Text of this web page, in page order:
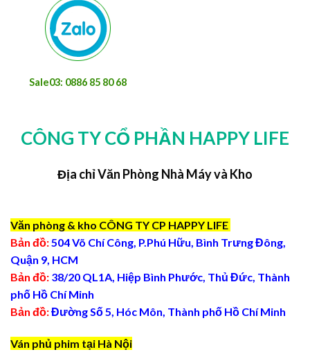
Sale03: 0886 85 80 68
CÔNG TY CỔ PHẦN HAPPY LIFE
Địa chỉ Văn Phòng Nhà Máy và Kho
Văn phòng & kho CÔNG TY CP HAPPY LIFE
Bản đồ:504 Võ Chí Công, P.Phú Hữu, Bình Trưng Đông,
Quận 9, HCM
Bản đồ: 38/20 QL1A, Hiệp Bình Phước, Thủ Đức, Thành
phố Hồ Chí Minh
Bản đồ:Đường Số 5, Hóc Môn, Thành phố Hồ Chí Minh
Ván phủ phim tại Hà Nội